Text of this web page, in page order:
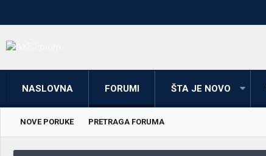
NASLOVNA FORUMI ŠTA JE NOVO
NOVE PORUKE PRETRAGA FORUMA